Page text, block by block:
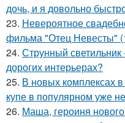
дочь, и я довольно
23. Невероятное
фильма "Отец Невесты"
24. Струнный светильник
дорогих интерьерах?
25. В новых комплексах
купе в популярном уже
26. Маша, героиня